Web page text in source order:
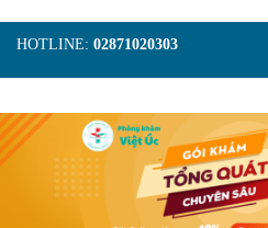
HOTLINE: 02871020303
TRANG CHỦ
TIN TỨC
DỊCH VỤ
HÌNH ẢNH